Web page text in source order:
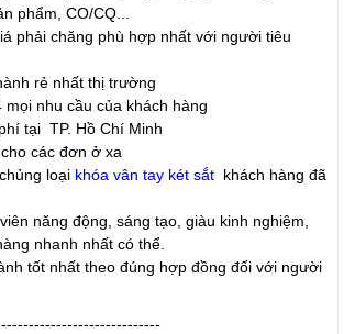
phẩm, CO/CQ...
phải chăng phù hợp nhất với người tiêu
rẻ nhất thị trường
mọi nhu cầu của khách hàng
tại TP. Hồ Chí Minh
các đơn ở xa
loại khóa vân tay két sắt khách hàng đã
năng động, sáng tạo, giàu kinh nghiệm,
nhanh nhất có thể.
tốt nhất theo đúng hợp đồng đối với người